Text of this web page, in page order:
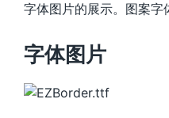
字体图片的展示。图案
字体图片